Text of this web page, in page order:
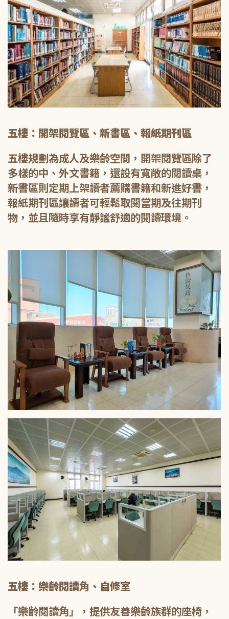
五樓：開架閱覽區、新書區、報紙期刊區
五樓規劃為成人及樂齡空間，開架閱覽區除了
多樣的中、外文書籍，還設有寬敞的閱讀桌，
新書區則定期上架讀者薦購書籍和新進好書，
報紙期刊區讓讀者可輕鬆取閱當期及往期刊
物，並且隨時享有靜謐舒適的閱讀環境。
五樓：樂齡閱讀角、自修室
「樂齡閱讀角」，提供友善樂齡族群的座椅，